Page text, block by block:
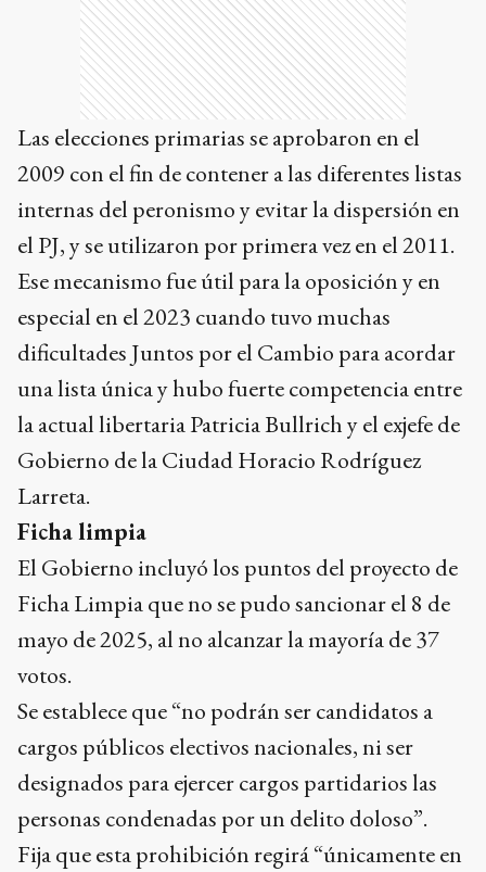
Las elecciones primarias se aprobaron en el
2009 con el fin de contener a las diferentes listas
internas del peronismo y evitar la dispersión en
el PJ, y se utilizaron por primera vez en el 2011.
Ese mecanismo fue útil para la oposición y en
especial en el 2023 cuando tuvo muchas
dificultades Juntos por el Cambio para acordar
una lista única y hubo fuerte competencia entre
la actual libertaria Patricia Bullrich y el exjefe de
Gobierno de la Ciudad Horacio Rodríguez
Larreta.
Ficha limpia
El Gobierno incluyó los puntos del proyecto de
Ficha Limpia que no se pudo sancionar el 8 de
mayo de 2025, al no alcanzar la mayoría de 37
votos.
Se establece que “no podrán ser candidatos a
cargos públicos electivos nacionales, ni ser
designados para ejercer cargos partidarios las
personas condenadas por un delito doloso”.
Fija que esta prohibición regirá “únicamente en